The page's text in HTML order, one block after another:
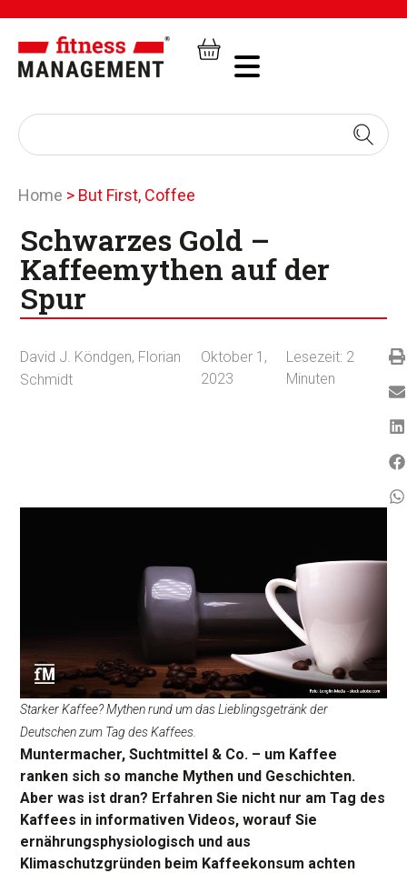
Home > But First, Coffee
Schwarzes Gold –
Kaffeemythen auf der
Spur
David J. Köndgen, Florian
Schmidt
Oktober 1,
2023
Lesezeit: 2
Minuten
Starker Kaffee? Mythen rund um das Lieblingsgetränk der
Deutschen zum Tag des Kaffees.
Muntermacher, Suchtmittel & Co. – um Kaffee
ranken sich so manche Mythen und Geschichten.
Aber was ist dran? Erfahren Sie nicht nur am Tag des
Kaffees in informativen Videos, worauf Sie
ernährungsphysiologisch und aus
Klimaschutzgründen beim Kaffeekonsum achten